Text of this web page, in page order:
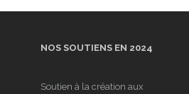
NOS SOUTIENS EN 2024
Soutien à la création aux